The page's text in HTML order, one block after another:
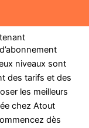
niveaux sont
des tarifs et des
les meilleurs
chez Atout
dès